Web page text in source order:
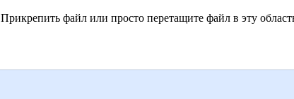
Прикрепить файл или просто перетащите файл в эту